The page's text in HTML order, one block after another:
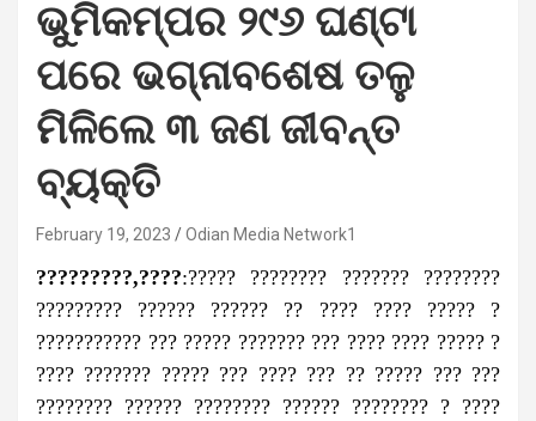
ଭୁମିକମ୍ପର ୨୯୬ ଘଣ୍ଟା
ପରେ ଭଗ୍ନାବଶେଷ ତଳୁ
ମିଳିଲେ ୩ ଜଣ ଜୀବନ୍ତ
ବ୍ୟକ୍ତି
February 19, 2023 Odian Media Network1
?????????,????:????? ???????? ??????? ????????
????????? ?????? ?????? ?? ???? ???? ????? ?
??????????? ??? ????? ??????? ??? ???? ???? ????? ?
???? ??????? ????? ??? ???? ??? ?? ????? ??? ???
???????? ?????? ???????? ?????? ???????? ? ????